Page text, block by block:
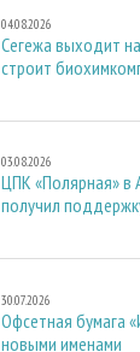
04.08.2026
Сегежа выходит
строит
03.08.2026
ЦПК «Полярная» в
получил
30.07.2026
Офсетная бумага
новыми именами